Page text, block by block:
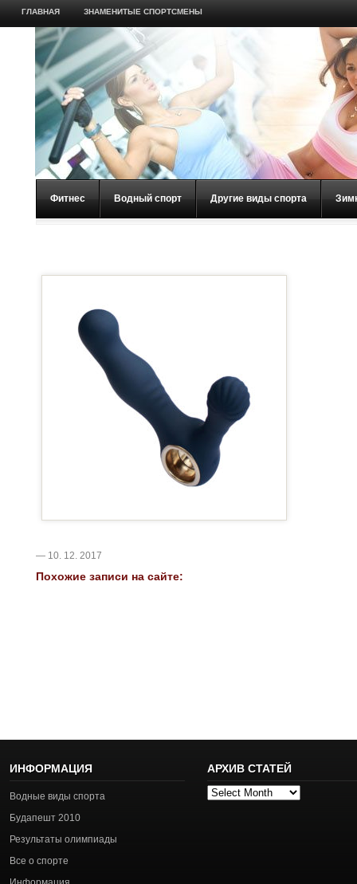
ГЛАВНАЯ ЗНАМЕНИТЫЕ СПОРТСМЕНЫ
Фитнес Водный спорт Другие виды спорта
— 10. 12. 2017
Похожие записи на сайте:
ИНФОРМАЦИЯ
Водные виды спорта
Будапешт 2010
Результаты олимпиады
Все о спорте
АРХИВ СТАТЕЙ
Архив